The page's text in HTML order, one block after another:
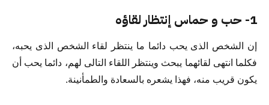
1- حب و حماس إنتظار لقاؤه
إن الشخص الذى يحب دائما ما ينتظر لقاء الشخص الذى يحبه،
فكلما انتهى لقائهما يبحث وينتظر اللقاء التالى لهم، دائما يحب أن
يكون قريب منه، فهذا يشعره بالسعادة والطمأنينة.